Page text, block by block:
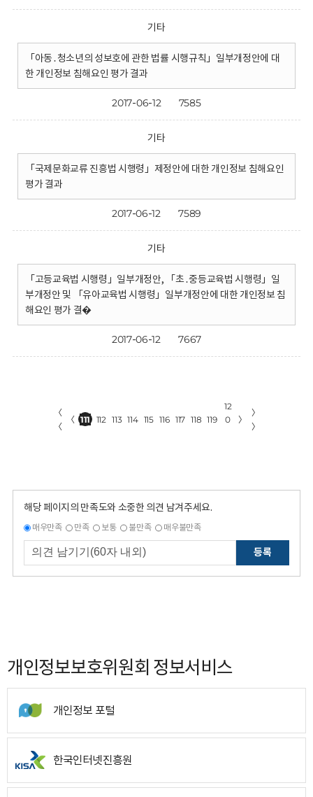
기타
「아동․청소년의 성보호에 관한 법률 시행규칙」일부개정안에 대
한 개인정보 침해요인 평가 결과
2017-06-12 7585
기타
「국제문화교류 진흥법 시행령」제정안에 대한 개인정보 침해요인
평가 결과
2017-06-12 7589
기타
「고등교육법 시행령」일부개정안, 「초․중등교육법 시행령」일
부개정안 및 「유아교육법 시행령」일부개정안에 대한 개인정보 침
해요인 평가 결�
2017-06-12 7667
〈
〈
〈 111 112 113 114 115 116 117 118 119
12
0
〉
〉
〉
해당 페이지의 만족도와 소중한 의견 남겨주세요.
매우만족 만족 보통 불만족 매우불만족
등록
개인정보보호위원회 정보서비스
개인정보 포털
한국인터넷진흥원